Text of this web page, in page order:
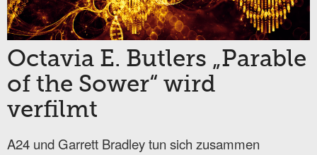
Octavia E. Butlers „Parable
of the Sower“ wird
verfilmt
A24 und Garrett Bradley tun sich zusammen